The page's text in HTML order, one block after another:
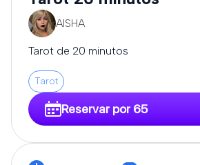
AISHA
Tarot de 20 minutos
Tarot
Reservar por 65